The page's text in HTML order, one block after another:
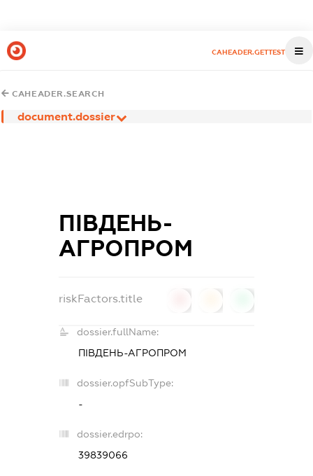
CAHEADER.GETTEST
CAHEADER.SEARCH
document.dossier
ПІВДЕНЬ-
АГРОПРОМ
riskFactors.title
dossier.fullName:
ПІВДЕНЬ-АГРОПРОМ
dossier.opfSubType:
-
dossier.edrpo:
39839066